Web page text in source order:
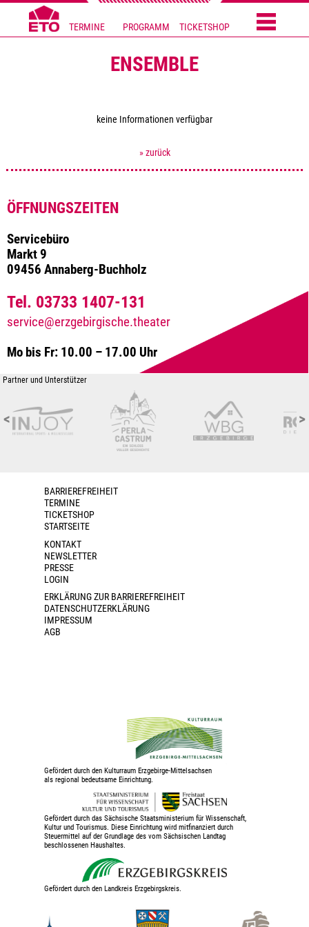
TERMINE PROGRAMM TICKETSHOP
ENSEMBLE
keine Informationen verfügbar
» zurück
ÖFFNUNGSZEITEN
Servicebüro
Markt 9
09456 Annaberg-Buchholz
Tel. 03733 1407-131
service@erzgebirgische.theater
Mo bis Fr: 10.00 – 17.00 Uhr
Partner und Unterstützer
< >
BARRIEREFREIHEIT
TERMINE
TICKETSHOP
STARTSEITE
KONTAKT
NEWSLETTER
PRESSE
LOGIN
ERKLÄRUNG ZUR BARRIEREFREIHEIT
DATENSCHUTZERKLÄRUNG
IMPRESSUM
AGB
Gefördert durch den Kulturraum Erzgebirge-Mittelsachsen
als regional bedeutsame Einrichtung.
Gefördert durch das Sächsische Staatsministerium für Wissenschaft,
Kultur und Tourismus. Diese Einrichtung wird mitfinanziert durch
Steuermittel auf der Grundlage des vom Sächsischen Landtag
beschlossenen Haushaltes.
Gefördert durch den Landkreis Erzgebirgskreis.